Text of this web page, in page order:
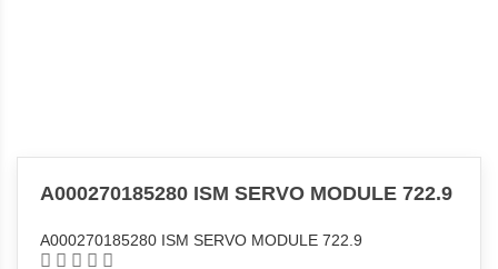
A000270185280 ISM SERVO MODULE 722.9
A000270185280 ISM SERVO MODULE 722.9